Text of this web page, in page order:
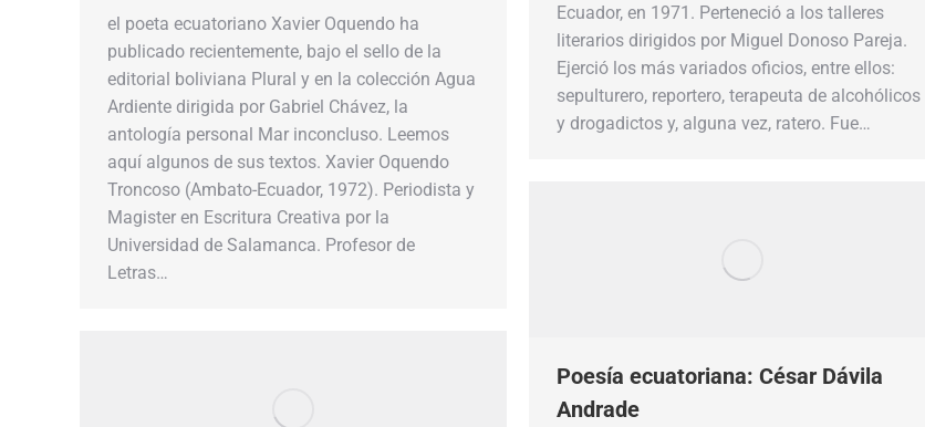
Ecuador, en 1971. Perteneció a los talleres
literarios dirigidos por Miguel Donoso Pareja.
Ejerció los más variados oficios, entre ellos:
sepulturero, reportero, terapeuta de alcohólicos
y drogadictos y, alguna vez, ratero. Fue…
el poeta ecuatoriano Xavier Oquendo ha
publicado recientemente, bajo el sello de la
editorial boliviana Plural y en la colección Agua
Ardiente dirigida por Gabriel Chávez, la
antología personal Mar inconcluso. Leemos
aquí algunos de sus textos. Xavier Oquendo
Troncoso (Ambato-Ecuador, 1972). Periodista y
Magister en Escritura Creativa por la
Universidad de Salamanca. Profesor de
Letras…
Poesía ecuatoriana: César Dávila
Andrade